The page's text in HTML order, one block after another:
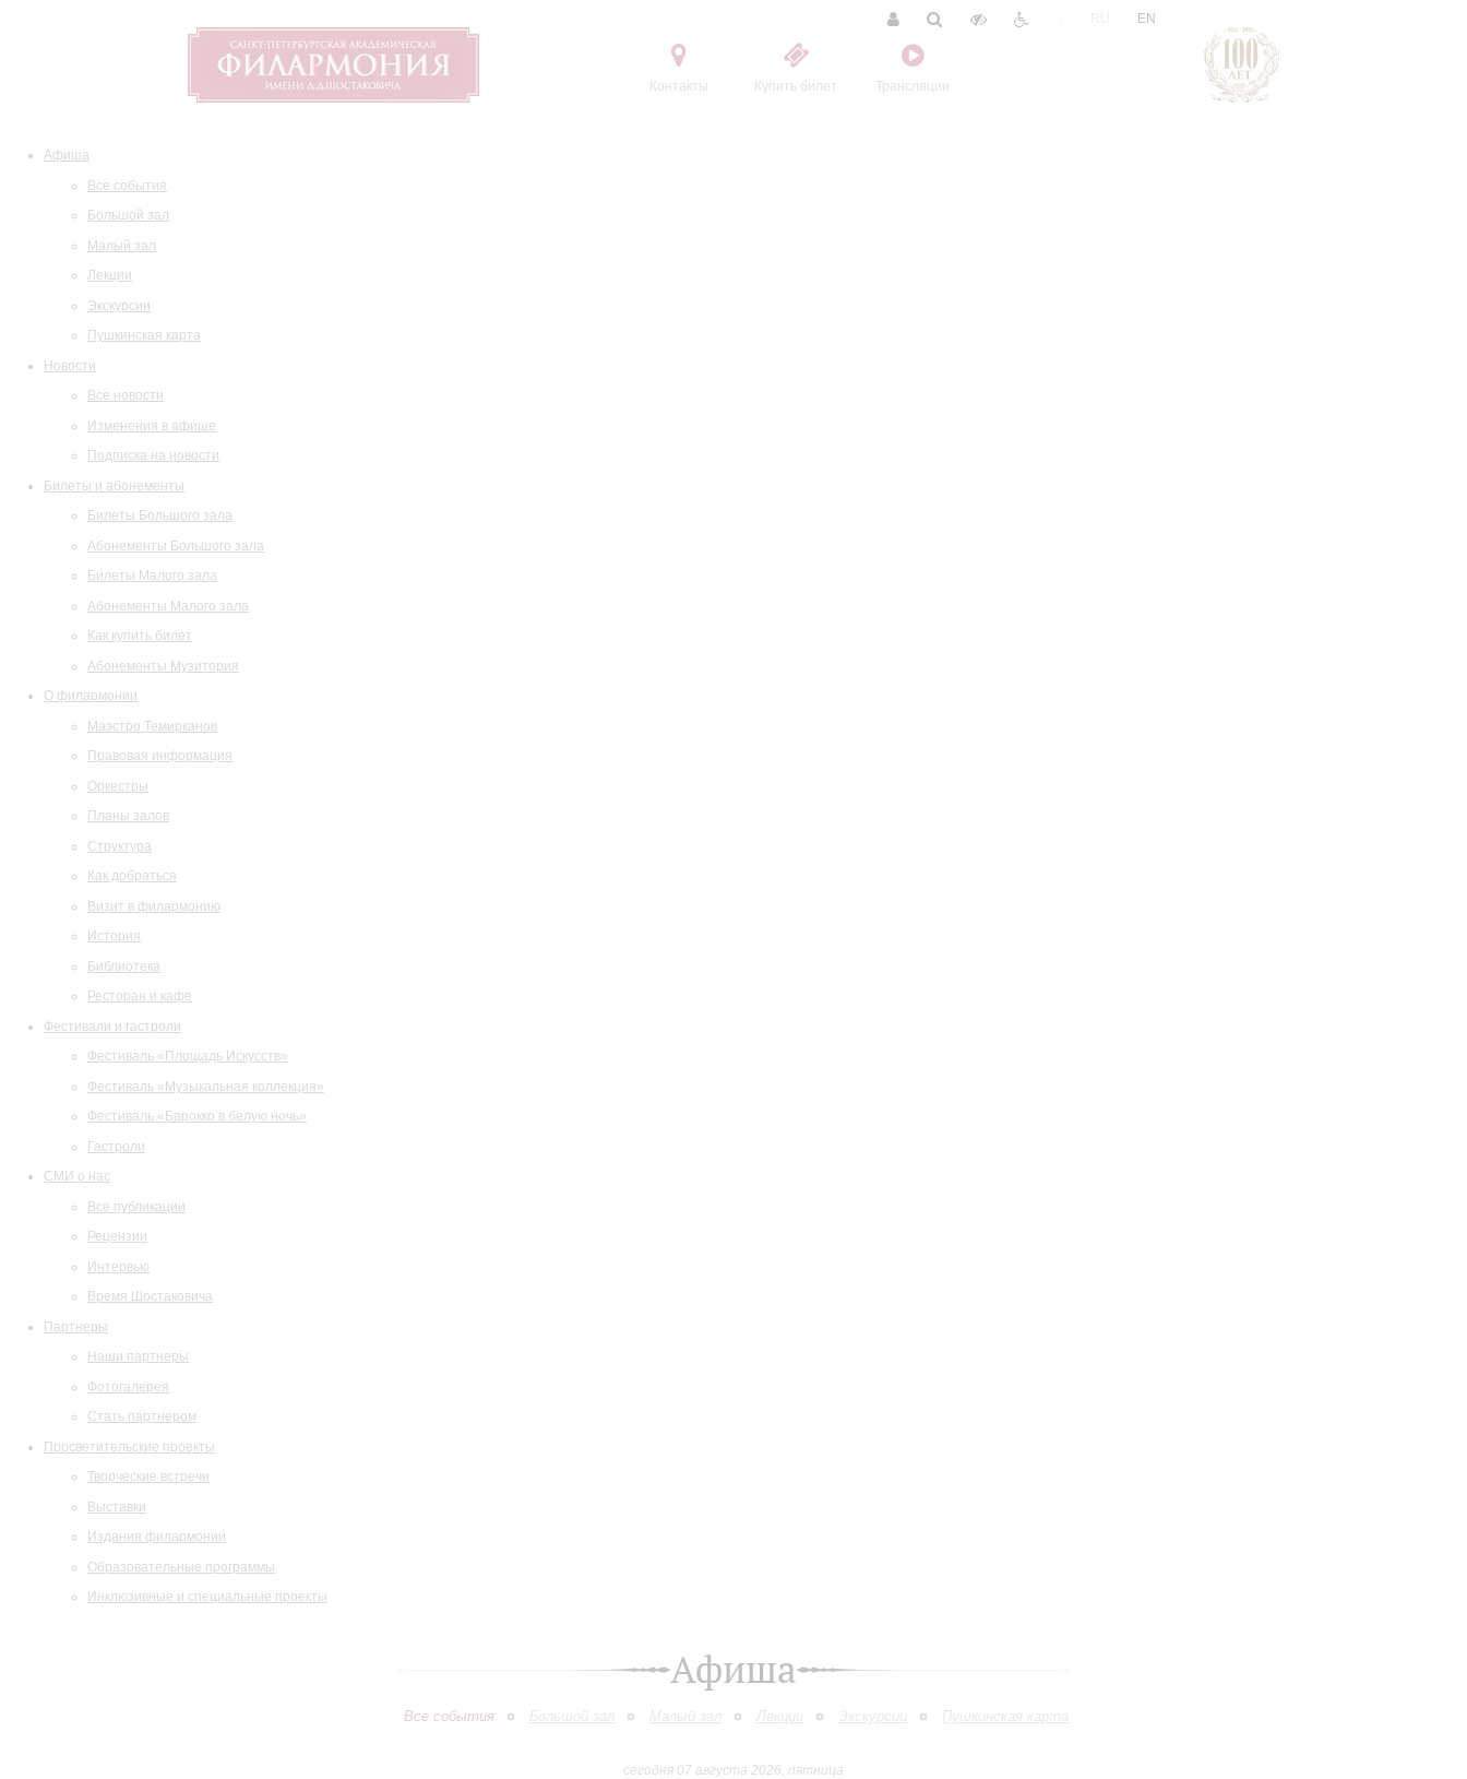
Контакты Купить билет Трансляции
EN
Афиша
Все события
Большой зал
Малый зал
Лекции
Экскурсии
Пушкинская карта
Новости
Все новости
Изменения в афише
Подписка на новости
Билеты и абонементы
Билеты Большого зала
Абонементы Большого зала
Билеты Малого зала
Абонементы Малого зала
Как купить билет
Абонементы Музитория
О филармонии
Маэстро Темирканов
Правовая информация
Оркестры
Планы залов
Структура
Как добраться
Визит в филармонию
История
Библиотека
Ресторан и кафе
Фестивали и гастроли
Фестиваль «Площадь Искусств»
Фестиваль «Музыкальная коллекция»
Фестиваль «Барокко в белую ночь»
Гастроли
СМИ о нас
Все публикации
Рецензии
Интервью
Время Шостаковича
Партнеры
Наши партнеры
Фотогалерея
Стать партнером
Просветительские проекты
Творческие встречи
Выставки
Издания филармонии
Образовательные программы
Инклюзивные и специальные проекты
Афиша
Все события Большой зал Малый зал Лекции Экскурсии Пушкинская карта
сегодня 07 августа 2026, пятница